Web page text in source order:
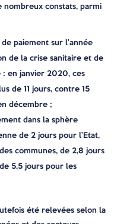
constats, parmi
paiement sur l’année
de la crise sanitaire et de
: en janvier 2020, ces
de 11 jours, contre 15
décembre ;
dans la sphère
de 2 jours pour l’Etat,
communes, de 2,8 jours
5,5 jours pour les
été relevées selon la